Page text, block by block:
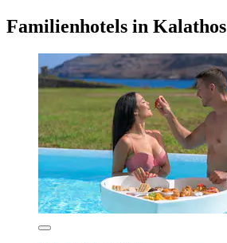
Familienhotels in Kalathos